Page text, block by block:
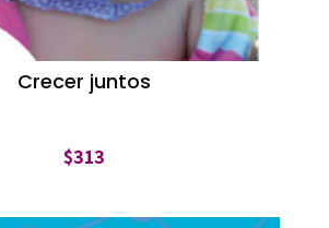
Crecer juntos
$313